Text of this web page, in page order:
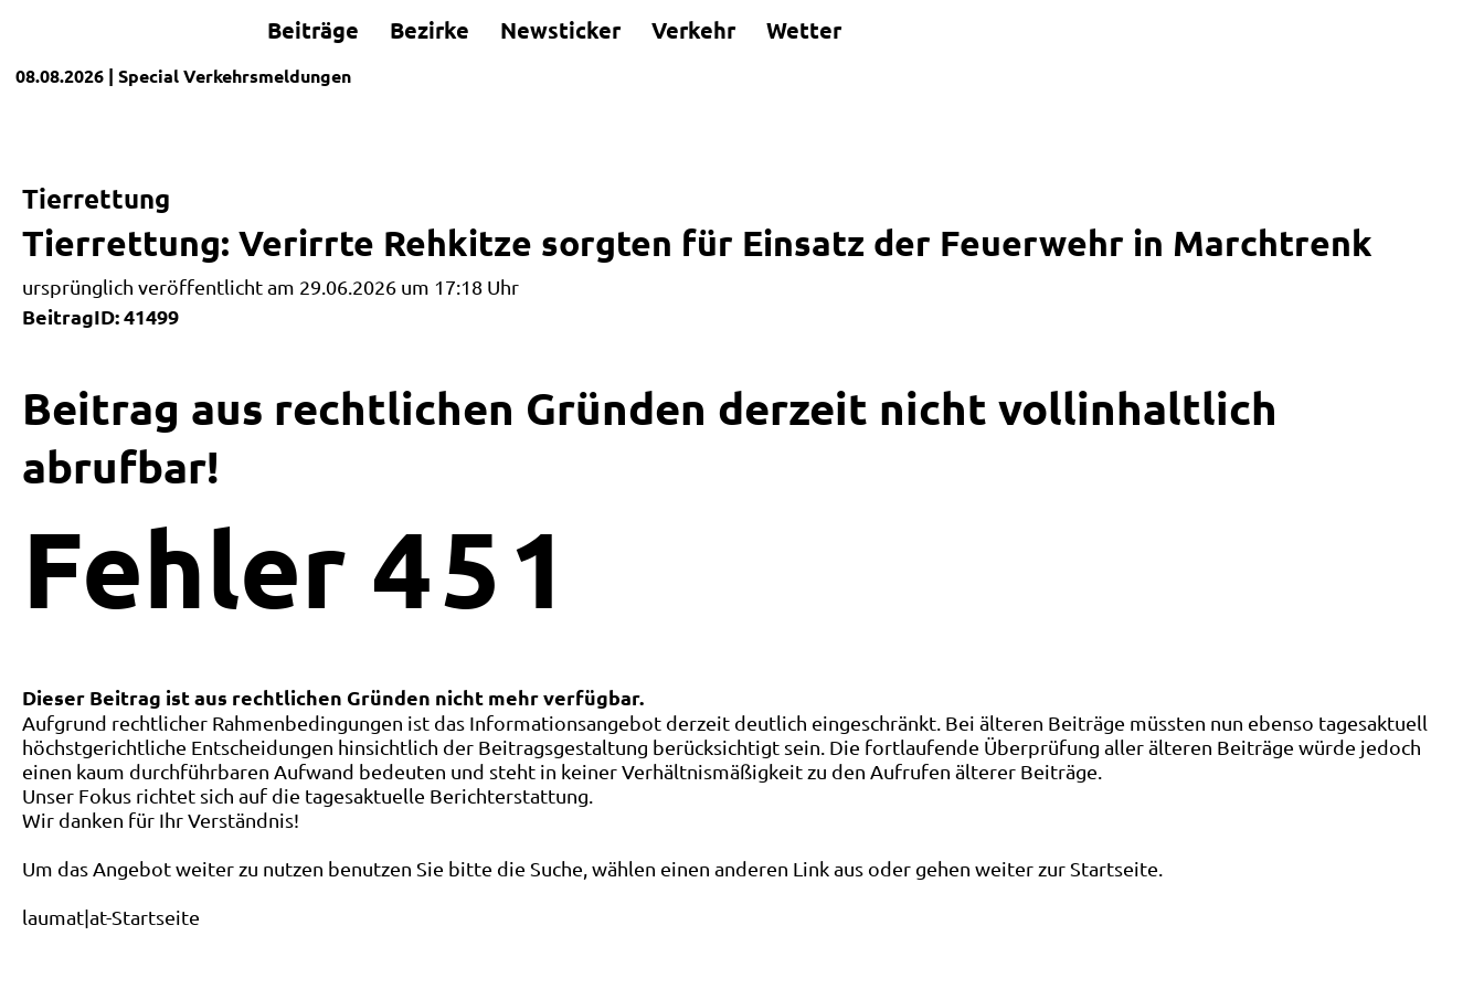
Beiträge Bezirke Newsticker Verkehr Wetter
08.08.2026 | SpecialVerkehrsmeldungen
Tierrettung
Tierrettung: Verirrte Rehkitze sorgten für Einsatz der Feuerwehr in Marchtrenk
ursprünglich veröffentlicht am 29.06.2026 um 17:18 Uhr
BeitragID: 41499
Beitrag aus rechtlichen Gründen derzeit nicht vollinhaltlich
abrufbar!
Fehler 4 5 1
Dieser Beitrag ist aus rechtlichen Gründen nicht mehr verfügbar.
Aufgrund rechtlicher Rahmenbedingungen ist das Informationsangebot derzeit deutlich eingeschränkt. Bei älteren Beiträge müssten nun ebenso tagesaktuell
höchstgerichtliche Entscheidungen hinsichtlich der Beitragsgestaltung berücksichtigt sein. Die fortlaufende Überprüfung aller älteren Beiträge würde jedoch
einen kaum durchführbaren Aufwand bedeuten und steht in keiner Verhältnismäßigkeit zu den Aufrufen älterer Beiträge.
Unser Fokus richtet sich auf die tagesaktuelle Berichterstattung.
Wir danken für Ihr Verständnis!
Um das Angebot weiter zu nutzen benutzen Sie bitte die Suche, wählen einen anderen Link aus oder gehen weiter zur Startseite.
laumat|at-Startseite